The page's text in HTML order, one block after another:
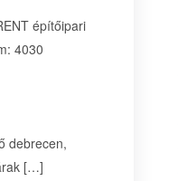
építőipari
4030
debrecen,
[…]